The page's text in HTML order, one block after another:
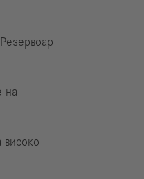
на
високо